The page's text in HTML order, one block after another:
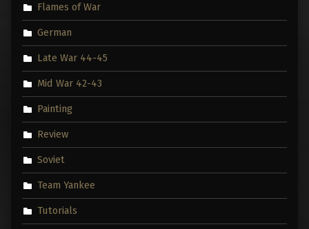
Flames of War
German
Late War 44-45
Mid War 42-43
Painting
Review
Soviet
Team Yankee
Tutorials